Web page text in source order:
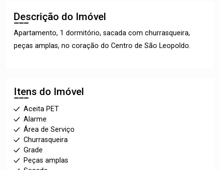
Descrição do Imóvel
Apartamento, 1 dormitório, sacada com churrasqueira,
peças amplas, no coração do Centro de São Leopoldo.
Itens do Imóvel
Aceita PET
Alarme
Área de Serviço
Churrasqueira
Grade
Peças amplas